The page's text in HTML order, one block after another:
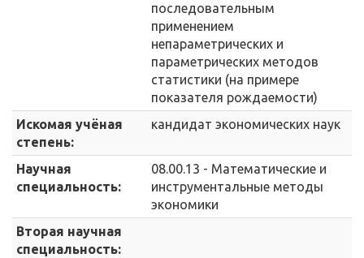
последовательным
применением
непараметрических и
параметрических методов
статистики (на примере
показателя рождаемости)
Искомая учёная
степень:
кандидат экономических наук
Научная
специальность:
08.00.13 - Математические и
инструментальные методы
экономики
Вторая научная
специальность: